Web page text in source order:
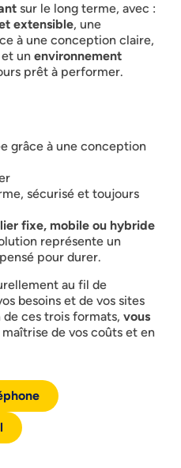
sur le long terme, avec :
extensible, une
à une conception claire,
et un environnement
prêt à performer.
grâce à une conception
sécurisé et toujours
fixe, mobile ou hybride
représente un
pour durer.
au fil de
besoins et de vos sites
ces trois formats, vous
maîtrise de vos coûts et en